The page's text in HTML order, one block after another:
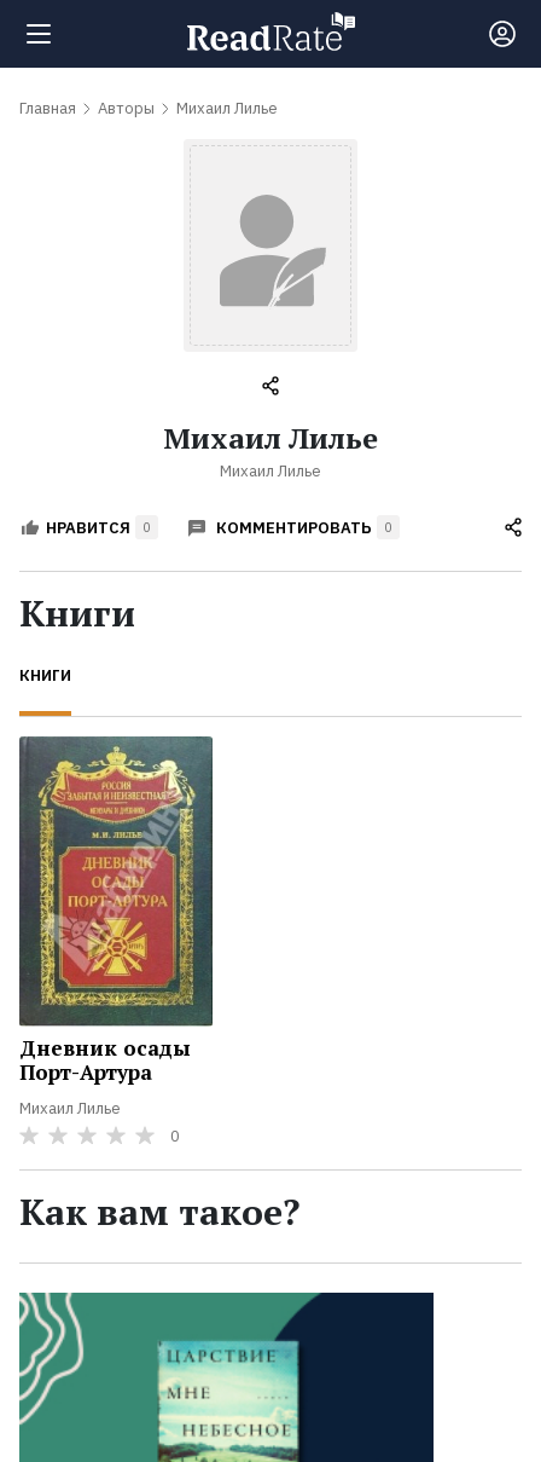
Поиск
обсуждаемые
Авторы
Жанры
Экранизации
Коллекции
Главная Авторы Михаил Лилье
Михаил Лилье
Михаил Лилье
НРАВИТСЯ 0 КОММЕНТИРОВАТЬ 0
Книги
КНИГИ
Дневник осады
Порт-Артура
Михаил Лилье
0
Как вам такое?